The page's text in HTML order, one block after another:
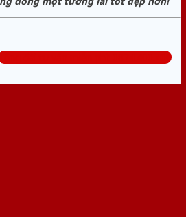
đài tư vấn miễn phí: 0824.400.400